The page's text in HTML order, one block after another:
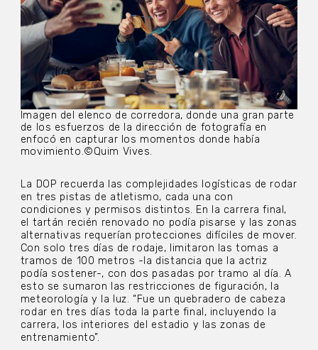
Imagen del elenco de corredora, donde una gran parte
de los esfuerzos de la dirección de fotografía en
enfocó en capturar los momentos donde había
movimiento.©Quim Vives.
La DOP recuerda las complejidades logísticas de rodar
en tres pistas de atletismo, cada una con
condiciones y permisos distintos. En la carrera final,
el tartán recién renovado no podía pisarse y las zonas
alternativas requerían protecciones difíciles de mover.
Con solo tres días de rodaje, limitaron las tomas a
tramos de 100 metros -la distancia que la actriz
podía sostener-, con dos pasadas por tramo al día. A
esto se sumaron las restricciones de figuración, la
meteorología y la luz. “Fue un quebradero de cabeza
rodar en tres días toda la parte final, incluyendo la
carrera, los interiores del estadio y las zonas de
entrenamiento”.